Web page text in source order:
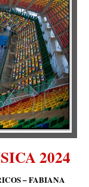
2024
– FABIANA
– ASSPERA